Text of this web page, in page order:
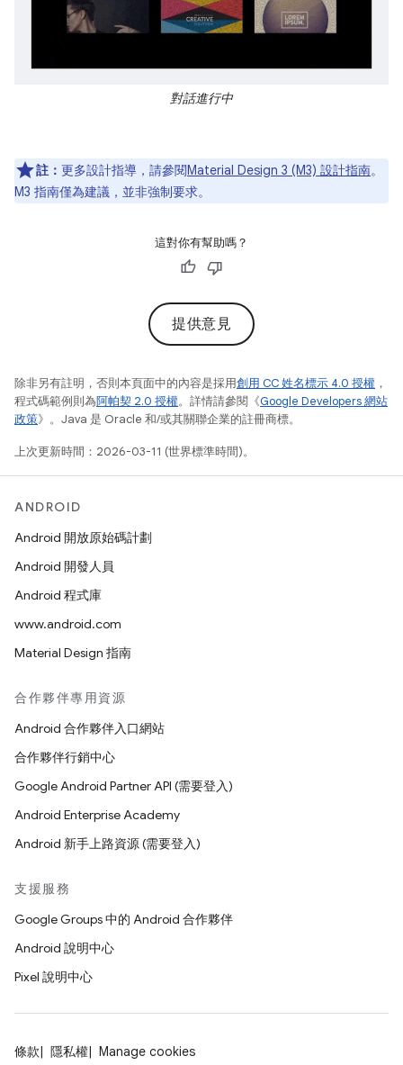
對話進行中
註： 更多設計指導，請參閱Material Design 3 (M3) 設計指南。
M3 指南僅為建議，並非強制要求。
這對你有幫助嗎？
提供意見
除非另有註明，否則本頁面中的內容是採用創用 CC 姓名標示 4.0 授權 ，
程式碼範例則為阿帕契 2.0 授權。詳情請參閱《Google Developers 網站
政策》。Java 是 Oracle 和/或其關聯企業的註冊商標。
上次更新時間：2026-03-11 (世界標準時間)。
ANDROID
Android 開放原始碼計劃
Android 開發人員
Android 程式庫
www.android.com
Material Design 指南
合作夥伴專用資源
Android 合作夥伴入口網站
合作夥伴行銷中心
Google Android Partner API (需要登入)
Android Enterprise Academy
Android 新手上路資源 (需要登入)
支援服務
Google Groups 中的 Android 合作夥伴
Android 說明中心
Pixel 說明中心
條款 隱私權 Manage cookies